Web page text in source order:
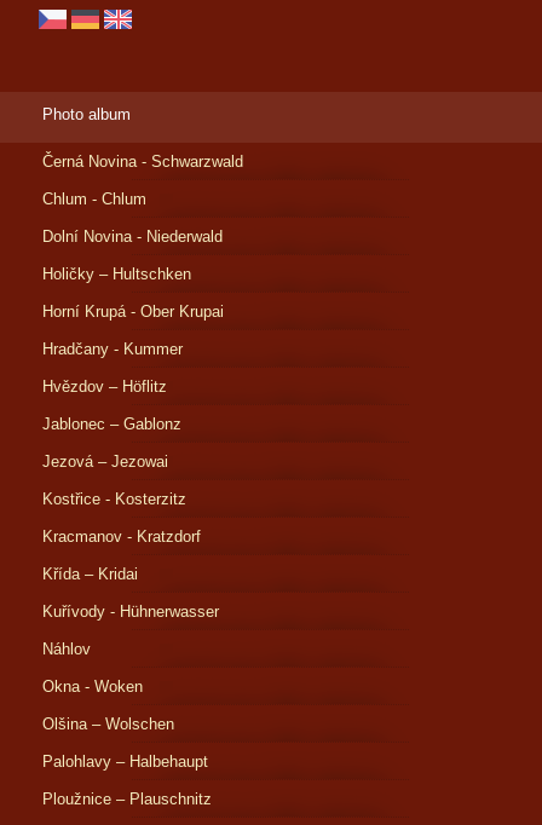
Photo album
Černá Novina - Schwarzwald
Chlum - Chlum
Dolní Novina - Niederwald
Holičky – Hultschken
Horní Krupá - Ober Krupai
Hradčany - Kummer
Hvězdov – Höflitz
Jablonec – Gablonz
Jezová – Jezowai
Kostřice - Kosterzitz
Kracmanov - Kratzdorf
Křída – Kridai
Kuřívody - Hühnerwasser
Náhlov
Okna - Woken
Olšina – Wolschen
Palohlavy – Halbehaupt
Ploužnice – Plauschnitz